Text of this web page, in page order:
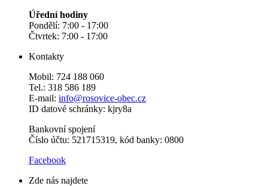
Úřední hodiny
Pondělí: 7:00 - 17:00
Čtvrtek: 7:00 - 17:00
Kontakty
Mobil: 724 188 060
Tel.: 318 586 189
E-mail: info@rosovice-obec.cz
ID datové schránky: kjry8a
Bankovní spojení
Číslo účtu: 521715319, kód banky: 0800
Facebook
Zde nás najdete